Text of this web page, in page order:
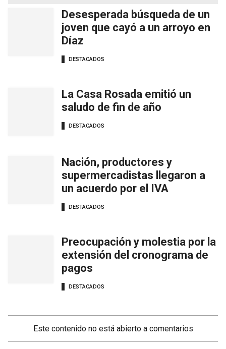
Desesperada búsqueda de un
joven que cayó a un arroyo en
Díaz
DESTACADOS
La Casa Rosada emitió un
saludo de fin de año
DESTACADOS
Nación, productores y
supermercadistas llegaron a
un acuerdo por el IVA
DESTACADOS
Preocupación y molestia por la
extensión del cronograma de
pagos
DESTACADOS
Este contenido no está abierto a comentarios